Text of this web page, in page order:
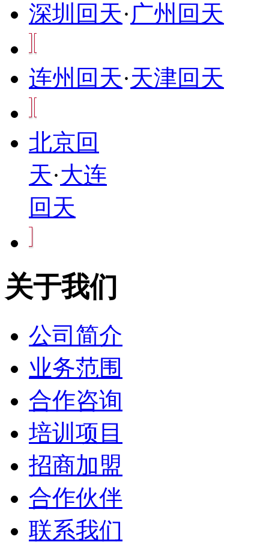
深圳回天·广州回天
连州回天·天津回天
北京回
天·大连
回天
关于我们
公司简介
业务范围
合作咨询
培训项目
招商加盟
合作伙伴
联系我们